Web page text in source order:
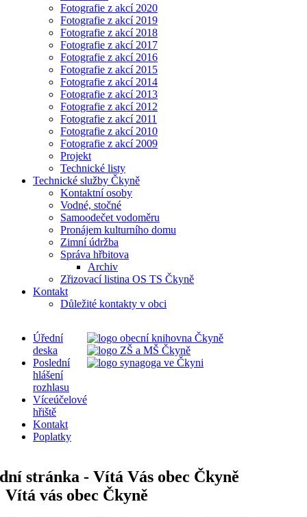
Fotografie z akcí 2020
Fotografie z akcí 2019
Fotografie z akcí 2018
Fotografie z akcí 2017
Fotografie z akcí 2016
Fotografie z akcí 2015
Fotografie z akcí 2014
Fotografie z akcí 2013
Fotografie z akcí 2012
Fotografie z akcí 2011
Fotografie z akcí 2010
Fotografie z akcí 2009
Projekt
Technické listy
Technické služby Čkyně
Kontaktní osoby
Vodné, stočné
Samoodečet vodoměru
Pronájem kulturního domu
Zimní údržba
Správa hřbitova
Archiv
Zřizovací listina OS TS Čkyně
Kontakt
Důležité kontakty v obci
Úřední
deska
Poslední
hlášení
rozhlasu
Víceúčelové
hřiště
Kontakt
Poplatky
Vítá vás obec Čkyně